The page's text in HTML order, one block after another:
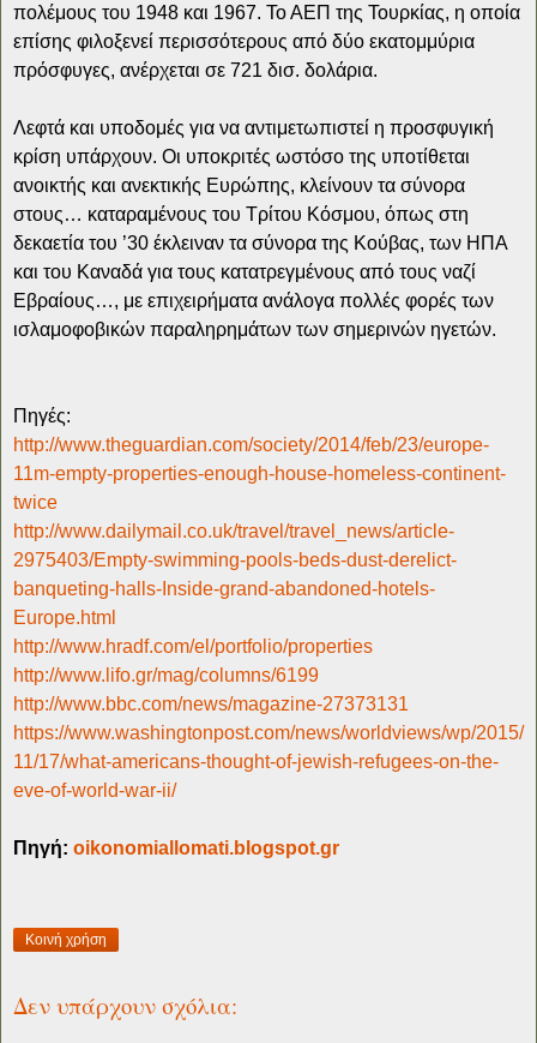
πολέμους του 1948 και 1967. Το ΑΕΠ της Τουρκίας, η οποία
επίσης φιλοξενεί περισσότερους από δύο εκατομμύρια
πρόσφυγες, ανέρχεται σε 721 δισ. δολάρια.
Λεφτά και υποδομές για να αντιμετωπιστεί η προσφυγική
κρίση υπάρχουν. Οι υποκριτές ωστόσο της υποτίθεται
ανοικτής και ανεκτικής Ευρώπης, κλείνουν τα σύνορα
στους… καταραμένους του Τρίτου Κόσμου, όπως στη
δεκαετία του ’30 έκλειναν τα σύνορα της Κούβας, των ΗΠΑ
και του Καναδά για τους κατατρεγμένους από τους ναζί
Εβραίους…, με επιχειρήματα ανάλογα πολλές φορές των
ισλαμοφοβικών παραληρημάτων των σημερινών ηγετών.
Πηγές:
http://www.theguardian.com/society/2014/feb/23/europe-
11m-empty-properties-enough-house-homeless-continent-
twice
http://www.dailymail.co.uk/travel/travel_news/article-
2975403/Empty-swimming-pools-beds-dust-derelict-
banqueting-halls-Inside-grand-abandoned-hotels-
Europe.html
http://www.hradf.com/el/portfolio/properties
http://www.lifo.gr/mag/columns/6199
http://www.bbc.com/news/magazine-27373131
https://www.washingtonpost.com/news/worldviews/wp/2015/
11/17/what-americans-thought-of-jewish-refugees-on-the-
eve-of-world-war-ii/
Πηγή: oikonomiallomati.blogspot.gr
Κοινή χρήση
Δεν υπάρχουν σχόλια: